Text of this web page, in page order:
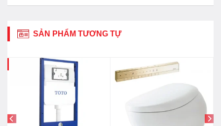
SẢN PHẨM TƯƠNG TỰ